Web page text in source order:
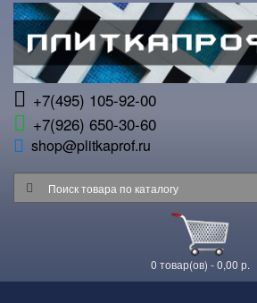
+7(495) 105-92-00
+7(926) 650-30-60
shop@plitkaprof.ru
0 товар(ов) - 0,00 р.